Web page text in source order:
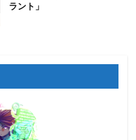
ラント」